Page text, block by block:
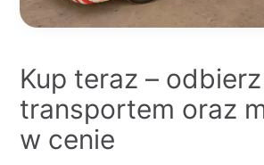
Kup teraz –
transportem oraz
w cenie